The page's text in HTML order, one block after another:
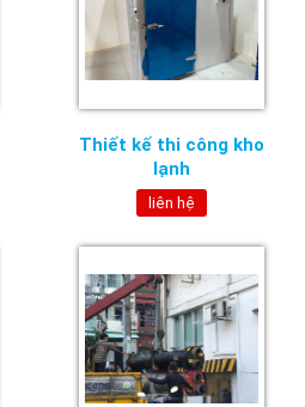
Thiết kế thi công kho
lạnh
liên hệ